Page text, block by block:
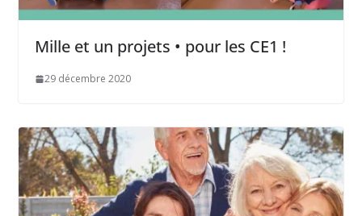
Mille et un projets • pour les CE1 !
29 décembre 2020